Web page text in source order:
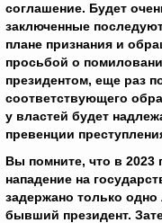
соглашение. Будет
заключенные
плане признания и
просьбой о
президентом, еще раз
соответствующего
у властей будет
превенции
Вы помните, что в 2023
нападение на
задержано только
бывший президент.